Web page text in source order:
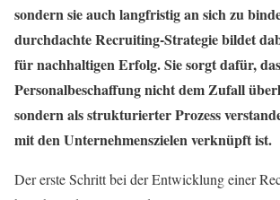
sondern sie auch langfristig an sich zu
durchdachte Recruiting-Strategie bildet
für nachhaltigen Erfolg. Sie sorgt dafür,
Personalbeschaffung nicht dem Zufall
sondern als strukturierter Prozess
mit den Unternehmenszielen verknüpft ist.
Der erste Schritt bei der Entwicklung einer